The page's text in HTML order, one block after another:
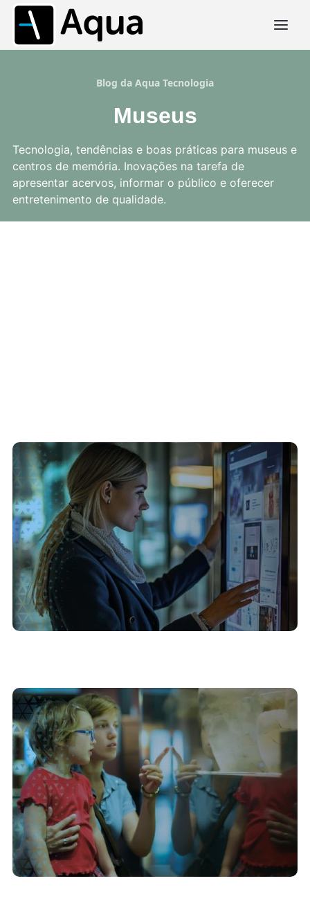
Blog da Aqua Tecnologia
Museus
Tecnologia, tendências e boas práticas para museus e
centros de memória. Inovações na tarefa de
apresentar acervos, informar o público e oferecer
entretenimento de qualidade.
27/7/2026
Como o setor público pode usar totens
interativos para melhorar a prestação de
serviços ao cidadão
13/7/2026
Estratégias de interatividade para a atração de
público jovem em museus